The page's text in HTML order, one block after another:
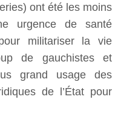
ont été les moins
urgence de santé
militariser la vie
de gauchistes et
grand usage des
de l’État pour